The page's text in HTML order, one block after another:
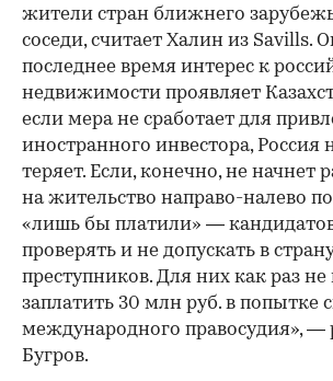
жители стран ближнего
соседи, считает Халин из Savills.
последнее время интерес к
недвижимости проявляет
если мера не сработает для
иностранного инвестора, Россия
теряет. Если, конечно, не начнет
на жительство направо-налево
«лишь бы платили» —
проверять и не допускать в
преступников. Для них как раз
заплатить 30 млн руб. в попытке
международного правосудия», —
Бугров.